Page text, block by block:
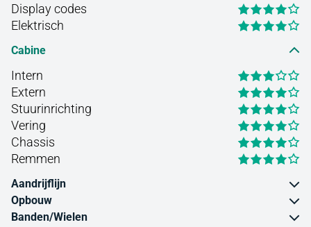
Display codes
Elektrisch
Cabine
Intern
Extern
Stuurinrichting
Vering
Chassis
Remmen
Aandrijflijn
Opbouw
Banden/Wielen